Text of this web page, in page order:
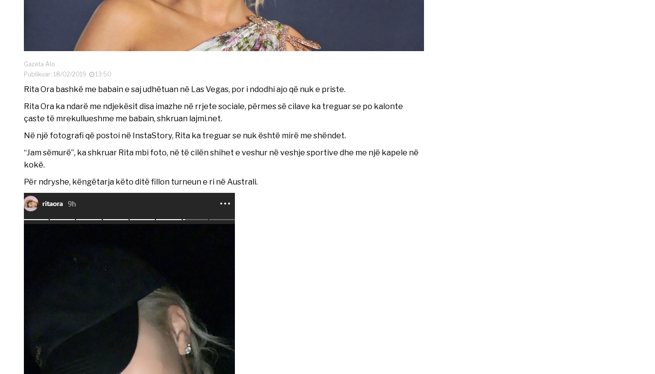
Gazeta Alo
Publikuar: 18/02/2019
13:50
Rita Ora bashkë me babain e saj udhëtuan në Las Vegas, por i ndodhi ajo që nuk e priste.
Rita Ora ka ndarë me ndjekësit disa imazhe në rrjete sociale, përmes së cilave ka treguar se po kalonte
çaste të mrekullueshme me babain, shkruan lajmi.net.
Në një fotografi që postoi në InstaStory, Rita ka treguar se nuk është mirë me shëndet.
“Jam sëmurë”, ka shkruar Rita mbi foto, në të cilën shihet e veshur në veshje sportive dhe me një kapele në
kokë.
Për ndryshe, këngëtarja këto ditë fillon turneun e ri në Australi.